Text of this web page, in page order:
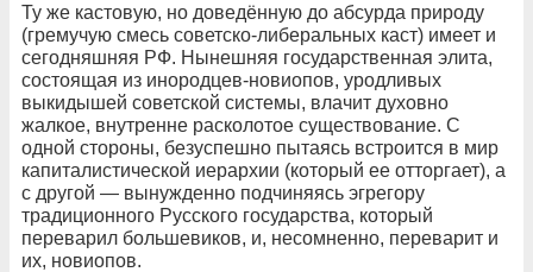
Ту же кастовую, но доведённую до абсурда природу
(гремучую смесь советско-либеральных каст) имеет и
сегодняшняя РФ. Нынешняя государственная элита,
состоящая из инородцев-новиопов, уродливых
выкидышей советской системы, влачит духовно
жалкое, внутренне расколотое существование. С
одной стороны, безуспешно пытаясь встроится в мир
капиталистической иерархии (который ее отторгает), а
с другой — вынужденно подчиняясь эгрегору
традиционного Русского государства, который
переварил большевиков, и, несомненно, переварит и
их, новиопов.